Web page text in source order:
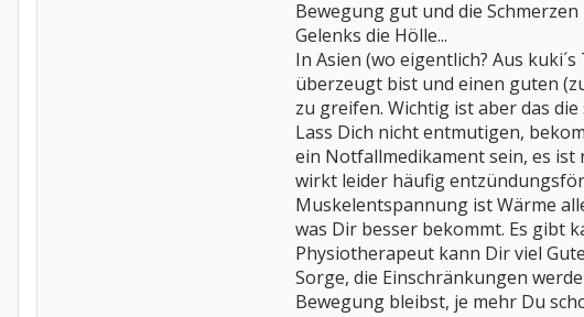
Bewegung gut und die
Gelenks die Hölle...
In Asien (wo eigentlich? Aus
überzeugt bist und einen guten
zu greifen. Wichtig ist aber das
Lass Dich nicht entmutigen,
ein Notfallmedikament sein, es ist
wirkt leider häufig
Muskelentspannung ist Wärme
was Dir besser bekommt. Es gibt
Physiotherapeut kann Dir viel
Sorge, die Einschränkungen
Bewegung bleibst, je mehr Du